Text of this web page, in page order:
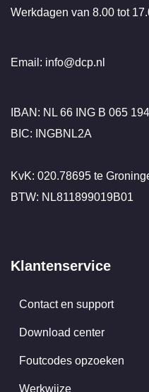
Werkdagen van 8.00 tot
Email: info@dcp.nl
IBAN: NL 66 ING B 065
BIC: INGBNL2A
KvK: 020.78695 te
BTW: NL811899019B01
Klantenservice
Contact en support
Download center
Foutcodes opzoeken
Werkwijze